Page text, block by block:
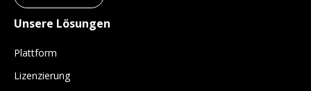
Unsere Lösungen
Plattform
Lizenzierung